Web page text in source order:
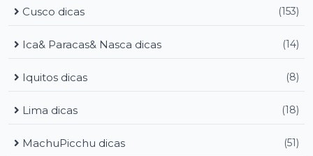
Cusco dicas (153)
Ica& Paracas& Nasca dicas (14)
Iquitos dicas (8)
Lima dicas (18)
MachuPicchu dicas (51)